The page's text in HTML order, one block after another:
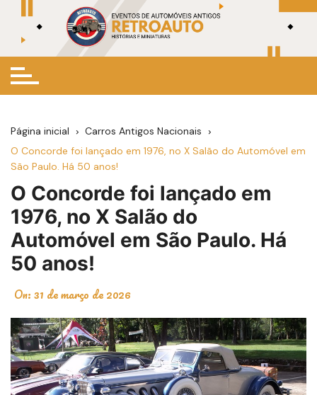
conteúdo
Página inicial
Carros Antigos Nacionais
O Concorde foi lançado em 1976, no X Salão do Automóvel em
São Paulo. Há 50 anos!
O Concorde foi lançado em
1976, no X Salão do
Automóvel em São Paulo. Há
50 anos!
On:31 de março de 2026